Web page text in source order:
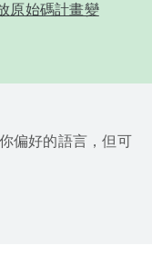
原始碼計畫變
偏好的語言，但可